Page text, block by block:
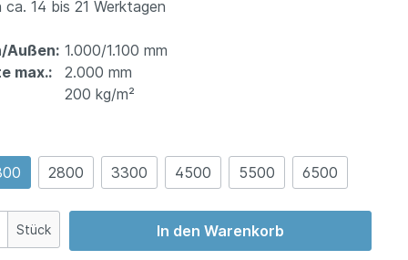
ca. 14 bis 21 Werktagen
Außen: 1.000/1.100 mm
max.:
2.000 mm
200 kg/m²
2800 3300 4500 5500 6500
Stück In den Warenkorb